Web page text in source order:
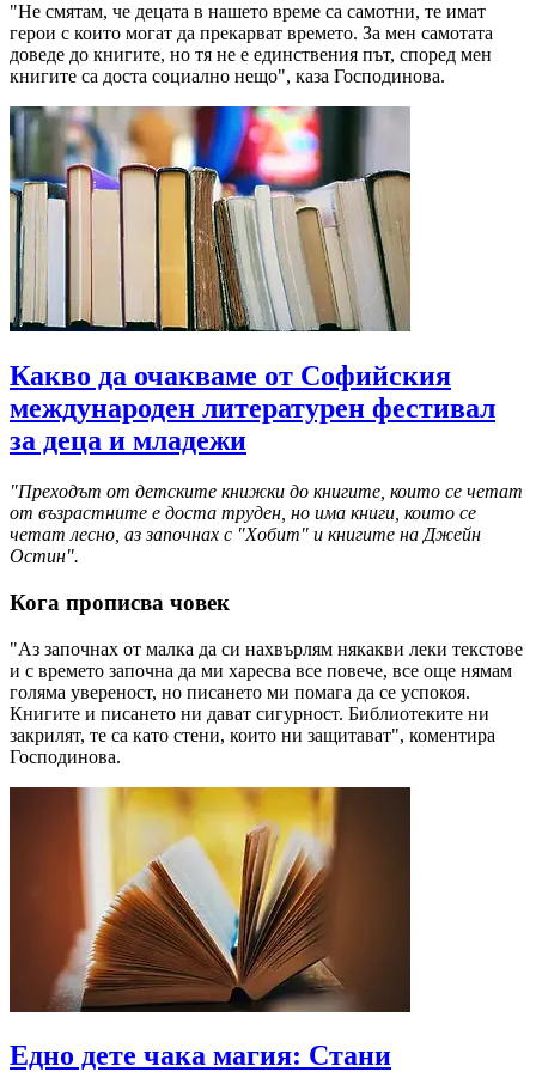
"Не смятам, че децата в нашето време са самотни, те имат
герои с които могат да прекарват времето. За мен самотата
доведе до книгите, но тя не е единствения път, според мен
книгите са доста социално нещо", каза Господинова.
Какво да очакваме от Софийския
международен литературен фестивал
за деца и младежи
"Преходът от детските книжки до книгите, които се четат
от възрастните е доста труден, но има книги, които се
четат лесно, аз започнах с "Хобит" и книгите на Джейн
Остин".
Кога прописва човек
"Аз започнах от малка да си нахвърлям някакви леки текстове
и с времето започна да ми харесва все повече, все още нямам
голяма увереност, но писането ми помага да се успокоя.
Книгите и писането ни дават сигурност. Библиотеките ни
закрилят, те са като стени, които ни защитават", коментира
Господинова.
Eдно дете чака магия: Стани